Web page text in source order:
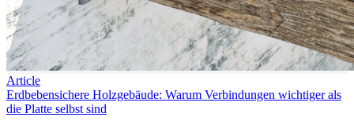
Article
Erdbebensichere Holzgebäude: Warum Verbindungen wichtiger als
die Platte selbst sind